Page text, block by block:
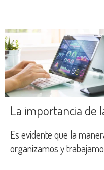
La importancia de
Es evidente que la
organizamos y